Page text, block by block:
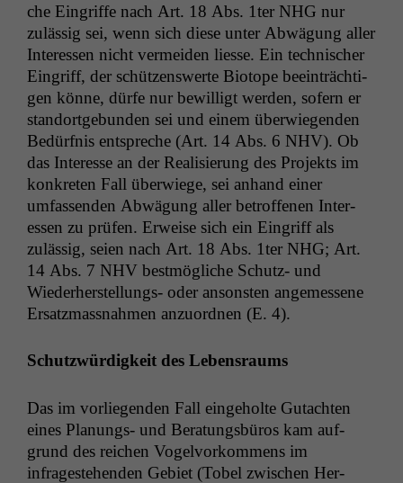
che Ein­griffe nach Art. 18 Abs. 1ter NHG nur
zuläs­sig sei, wenn sich diese unter Abwä­gung aller
Inter­essen nicht ver­mei­den liesse. Ein tech­nis­ch­er
Ein­griff, der schützenswerte Biotope beein­trächti­
gen könne, dürfe nur bewil­ligt wer­den, sofern er
stan­dort­ge­bun­den sei und einem über­wiegen­den
Bedürf­nis entspreche (Art. 14 Abs. 6 NHV). Ob
das Inter­esse an der Real­isierung des Pro­jek­ts im
konkreten Fall über­wiege, sei anhand ein­er
umfassenden Abwä­gung aller betrof­fe­nen Inter­
essen zu prüfen. Erweise sich ein Ein­griff als
zuläs­sig, seien nach Art. 18 Abs. 1ter NHG; Art.
14 Abs. 7 NHV best­mögliche Schutz- und
Wieder­her­stel­lungs- oder anson­sten angemessene
Ersatz­mass­nah­men anzuord­nen (E. 4).
Schutzwürdigkeit des Lebensraums
Das im vor­liegen­den Fall einge­holte Gutacht­en
eines Pla­nungs- und Beratungs­büros kam auf­
grund des reichen Vogelvorkom­mens im
infrageste­hen­den Gebi­et (Tobel zwis­chen Her­